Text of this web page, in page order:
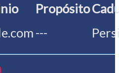
Propósito
---